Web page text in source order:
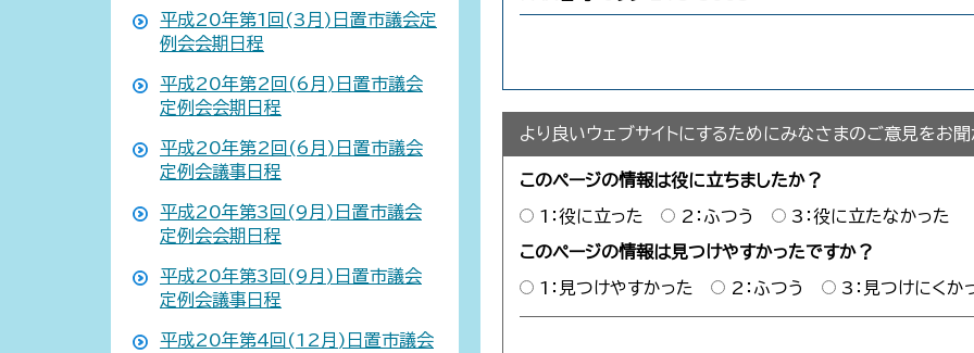
平成20年第1回(3月)日置市議会定
例会会期日程
平成20年第2回(6月)日置市議会
定例会会期日程
平成20年第2回(6月)日置市議会
定例会議事日程
平成20年第3回(9月)日置市議会
定例会会期日程
平成20年第3回(9月)日置市議会
定例会議事日程
平成20年第4回(12月)日置市議会
より良いウェブサイトにするためにみなさまのご意見をお
このページの情報は役に立ちましたか？
1：役に立った 2：ふつう 3：役に立たなかった
このページの情報は見つけやすかったですか？
1：見つけやすかった 2：ふつう 3：見つけにくか